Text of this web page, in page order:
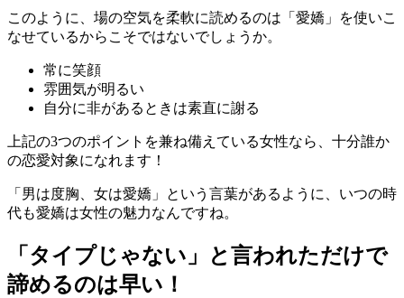
このように、場の空気を柔軟に読めるのは「愛嬌」を使いこ
なせているからこそではないでしょうか。
常に笑顔
雰囲気が明るい
自分に非があるときは素直に謝る
上記の3つのポイントを兼ね備えている女性なら、十分誰か
の恋愛対象になれます！
「男は度胸、女は愛嬌」という言葉があるように、いつの時
代も愛嬌は女性の魅力なんですね。
「タイプじゃない」と言われただけで
諦めるのは早い！